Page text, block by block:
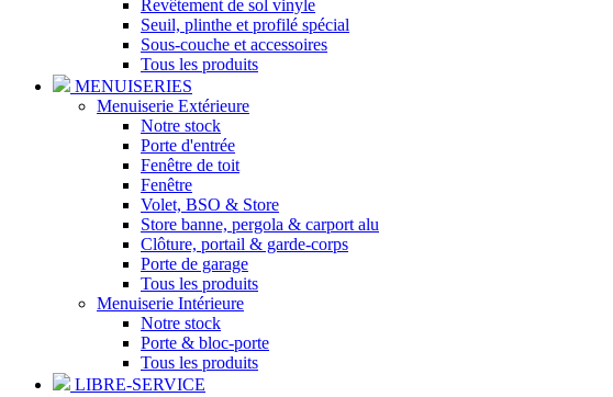
Revêtement de sol vinyle
Seuil, plinthe et profilé spécial
Sous-couche et accessoires
Tous les produits
MENUISERIES
Menuiserie Extérieure
Notre stock
Porte d'entrée
Fenêtre de toit
Fenêtre
Volet, BSO & Store
Store banne, pergola & carport alu
Clôture, portail & garde-corps
Porte de garage
Tous les produits
Menuiserie Intérieure
Notre stock
Porte & bloc-porte
Tous les produits
LIBRE-SERVICE